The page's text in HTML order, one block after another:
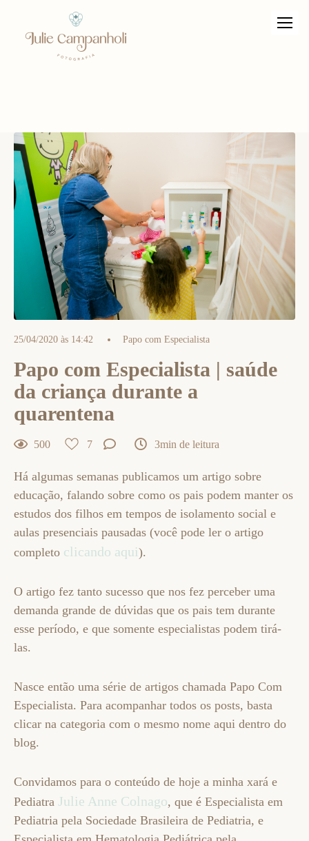
25/04/2020 às 14:42 Papo com Especialista
Papo com Especialista | saúde
da criança durante a
quarentena
500 7 3min de leitura
Há algumas semanas publicamos um artigo sobre
educação, falando sobre como os pais podem manter os
estudos dos filhos em tempos de isolamento social e
aulas presenciais pausadas (você pode ler o artigo
completo clicando aqui).
O artigo fez tanto sucesso que nos fez perceber uma
demanda grande de dúvidas que os pais tem durante
esse período, e que somente especialistas podem tirá-
las.
Nasce então uma série de artigos chamada Papo Com
Especialista. Para acompanhar todos os posts, basta
clicar na categoria com o mesmo nome aqui dentro do
blog.
Convidamos para o conteúdo de hoje a minha xará e
Pediatra Julie Anne Colnago, que é Especialista em
Pediatria pela Sociedade Brasileira de Pediatria, e